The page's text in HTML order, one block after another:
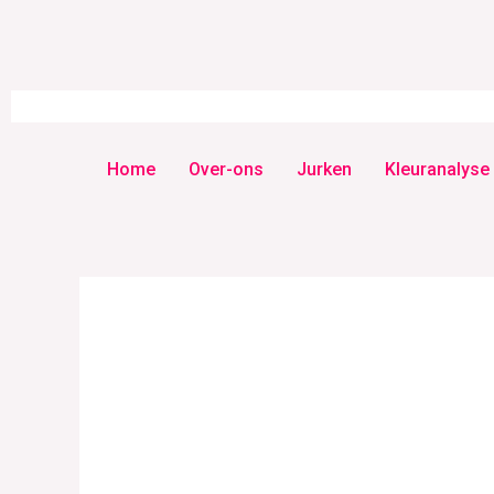
Home Over-ons Jurken Kleuranalyse